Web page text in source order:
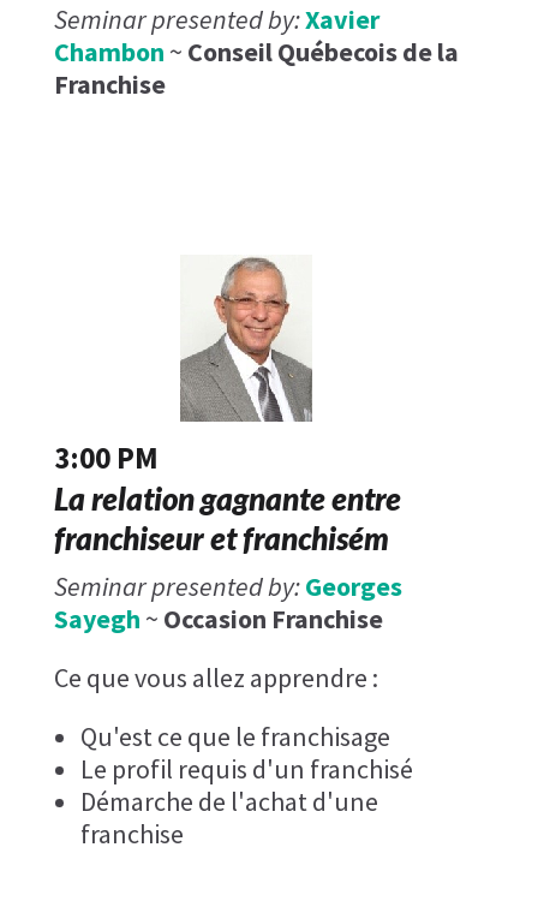
Seminar presented by:Xavier
Chambon ~ Conseil Québecois de la
Franchise
3:00 PM
La relation gagnante entre
franchiseur et franchisém
Seminar presented by:Georges
Sayegh ~ Occasion Franchise
Ce que vous allez apprendre :
Qu'est ce que le franchisage
Le profil requis d'un franchisé
Démarche de l'achat d'une
franchise